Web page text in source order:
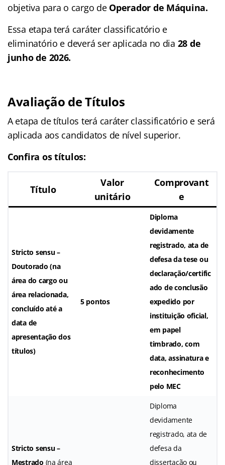
objetiva para o cargo deOperador de Máquina.
Essa etapa terá caráter classificatório e
eliminatório e deverá ser aplicada no dia 28 de
junho de 2026.
Avaliação de Títulos
A etapa de títulos terá caráter classificatório e será
aplicada aos candidatos de nível superior.
Confira os títulos:
Título
Valor
unitário
Comprovant
e
Stricto sensu –
Doutorado (na
área do cargo ou
área relacionada,
concluído até a
data de
apresentação dos
títulos)
5 pontos
Diploma
devidamente
registrado, ata de
defesa da tese ou
declaração/certific
ado de conclusão
expedido por
instituição oficial,
em papel
timbrado, com
data, assinatura e
reconhecimento
pelo MEC
Stricto sensu –
Mestrado (na área
Diploma
devidamente
registrado, ata de
defesa da
dissertação ou